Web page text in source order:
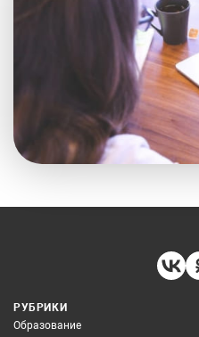
РУБРИКИ
Образование